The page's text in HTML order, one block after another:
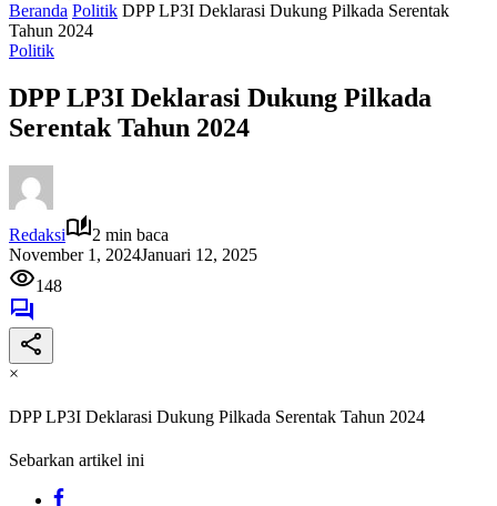
Beranda Politik DPP LP3I Deklarasi Dukung Pilkada Serentak
Tahun 2024
Politik
DPP LP3I Deklarasi Dukung Pilkada
Serentak Tahun 2024
Redaksi
2 min baca
November 1, 2024Januari 12, 2025
148
×
DPP LP3I Deklarasi Dukung Pilkada Serentak Tahun 2024
Sebarkan artikel ini